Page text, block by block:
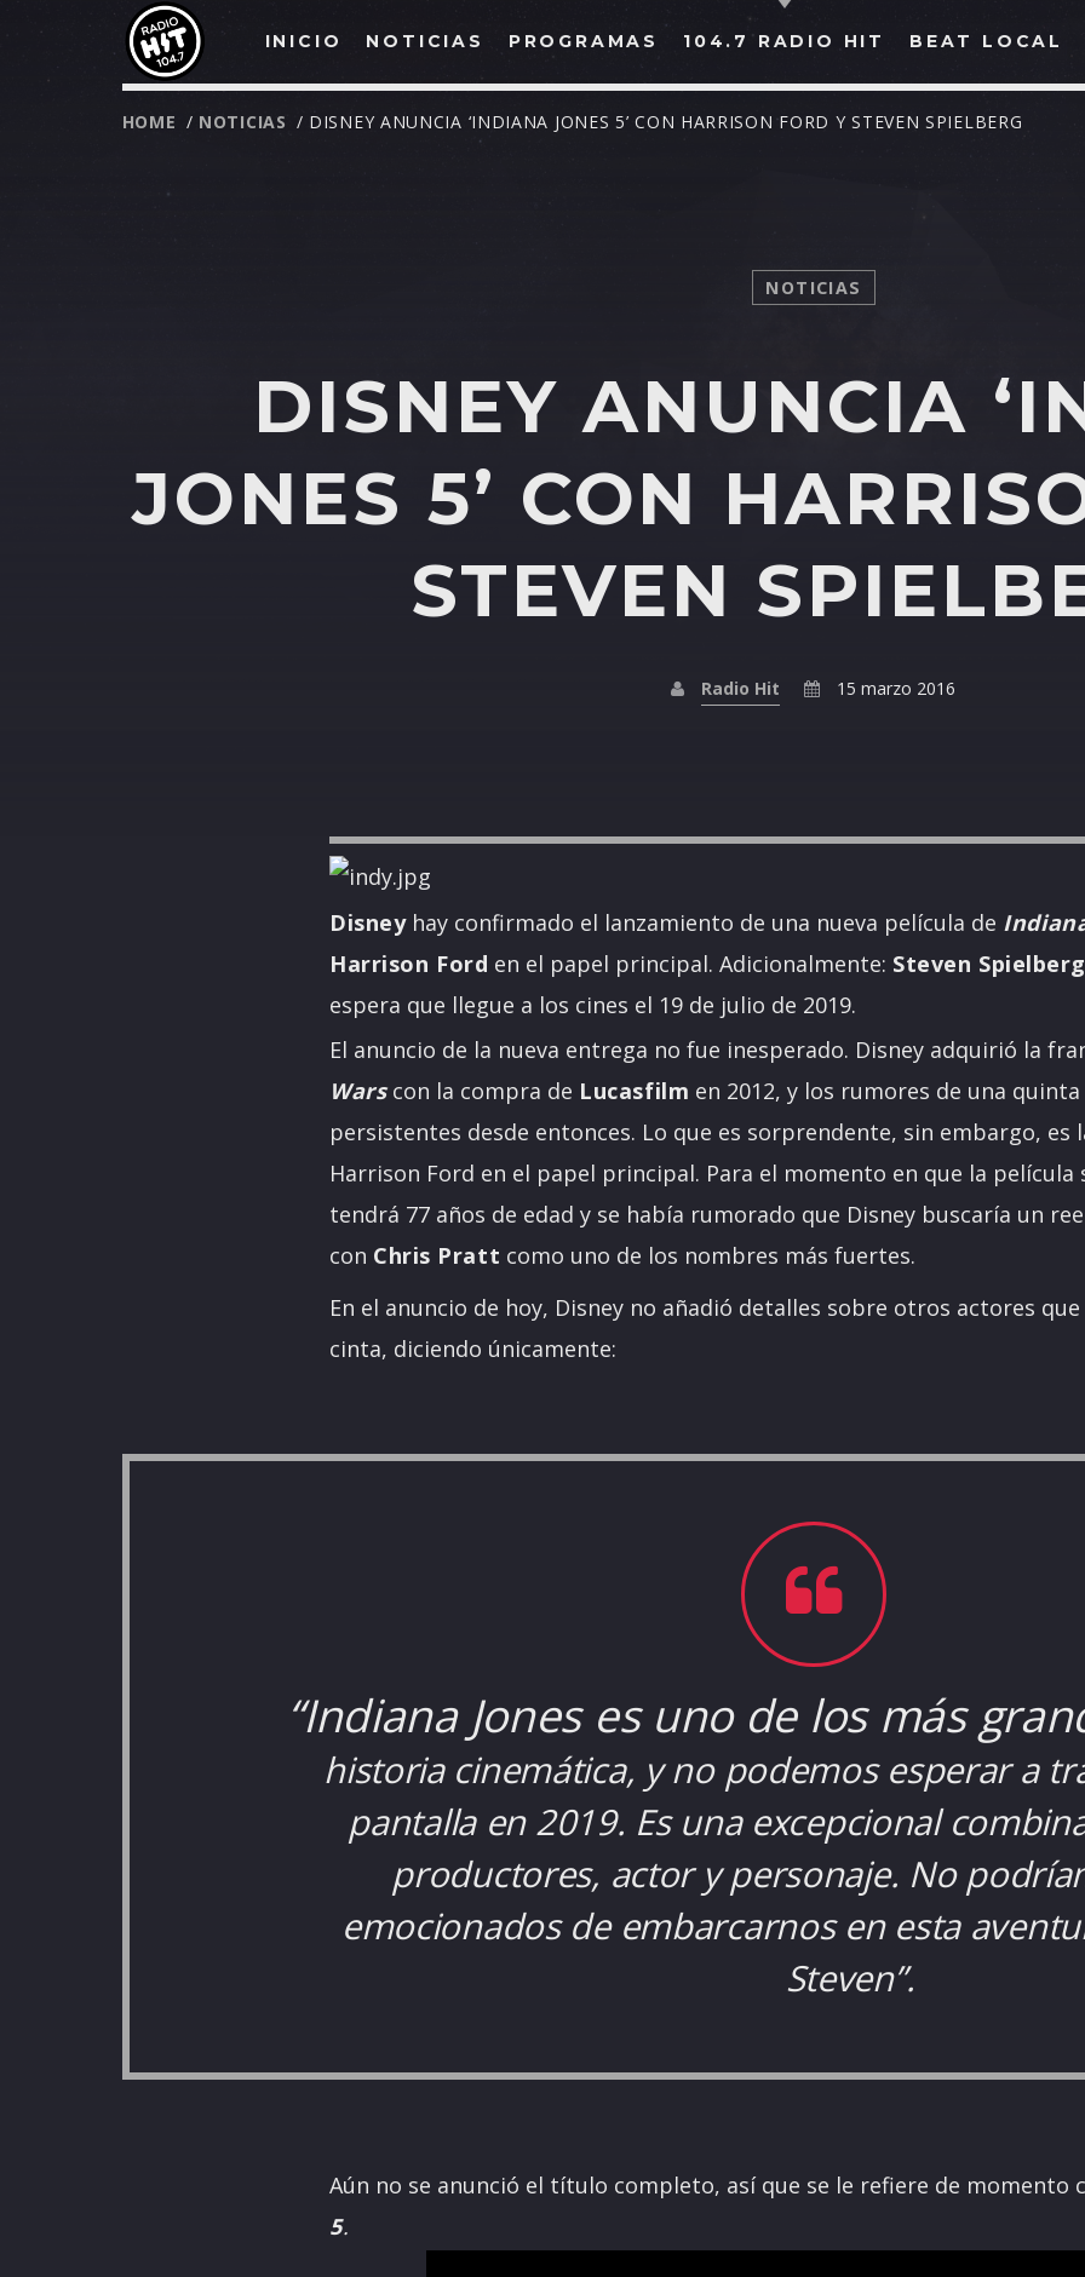
INICIO NOTICIAS PROGRAMAS 104.7 RADIO HIT BEAT LOCAL
BUSCAR EN RADIO HIT
COMPARTE EN...
Twitter Facebook Whatsapp
HOME / NOTICIAS / DISNEY ANUNCIA ‘INDIANA JONES 5’ CON HARRISON FORD Y STEVEN SPIELBERG
NOTICIAS
DISNEY ANUNCIA
JONES 5’ CON
STEVEN
Radio Hit 15 marzo 2016
Disneyhay confirmado el lanzamiento de una nueva película de
Harrison Ford en el papel principal. Adicionalmente: Steven Spielberg
espera que llegue a los cines el 19 de julio de 2019.
El anuncio de la nueva entrega no fue inesperado. Disney adquirió la
Warscon la compra de Lucasfilm en 2012, y los rumores de una
persistentes desde entonces. Lo que es sorprendente, sin embargo, es
Harrison Ford en el papel principal. Para el momento en que la película
tendrá 77 años de edad y se había rumorado que Disney buscaría un
con Chris Pratt como uno de los nombres más fuertes.
En el anuncio de hoy, Disney no añadió detalles sobre otros actores
cinta, diciendo únicamente:
“Indiana Jones es uno de los más
historia cinemática, y no podemos esperar a
pantalla en 2019. Es una excepcional
productores, actor y personaje. No
emocionados de embarcarnos en esta
Steven”.
Aún no se anunció el título completo, así que se le refiere de momento
5.